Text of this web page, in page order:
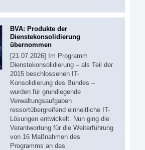
BVA: Produkte der
Dienstekonsolidierung
übernommen
[21.07.2026] Im Programm
Dienstekonsolidierung – als Teil der
2015 beschlossenen IT-
Konsolidierung des Bundes –
wurden für grundlegende
Verwaltungsaufgaben
ressortübergreifend einheitliche IT-
Lösungen entwickelt. Nun ging die
Verantwortung für die Weiterführung
von 16 Maßnahmen des
Programms an das